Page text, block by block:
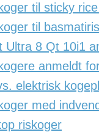
til sticky
til
Ultra 8 Qt 10i1
anmeldt
elektrisk
med
riskoger